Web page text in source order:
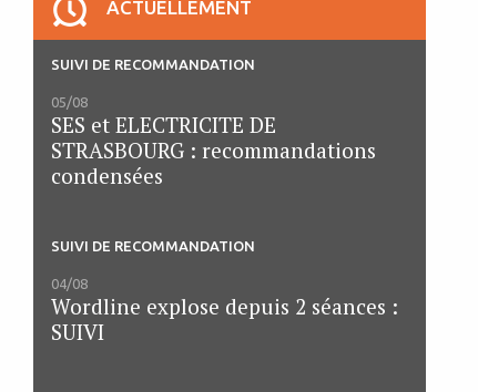
ACTUELLEMENT
SUIVI DE RECOMMANDATION
05/08
SES et ELECTRICITE DE
STRASBOURG : recommandations
condensées
SUIVI DE RECOMMANDATION
04/08
Wordline explose depuis 2 séances :
SUIVI